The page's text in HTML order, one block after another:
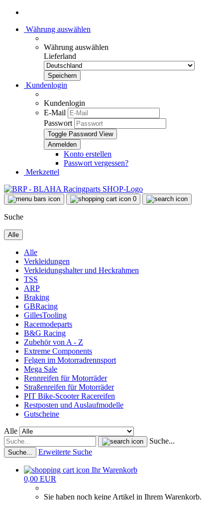
Währung auswählen
Währung auswählen
Lieferland
Kundenlogin
Kundenlogin
E-Mail
Passwort
Toggle Password View
Konto erstellen
Passwort vergessen?
Merkzettel
0
Suche
Alle
Alle
Verkleidungen
Verkleidungshalter und Heckrahmen
TSS
ARP
Braking
GBRacing
GillesTooling
Racemodeparts
B&G Racing
Zubehör von A - Z
Extreme Components
Felgen im Motorradrennsport
Mega Sale
Rennreifen für Motorräder
Straßenreifen für Motorräder
PIT Bike-Scooter Racereifen
Restposten und Auslaufmodelle
Gutscheine
Alle
Suche...
Suche... Erweiterte Suche
Ihr Warenkorb
0,00 EUR
Sie haben noch keine Artikel in Ihrem Warenkorb.